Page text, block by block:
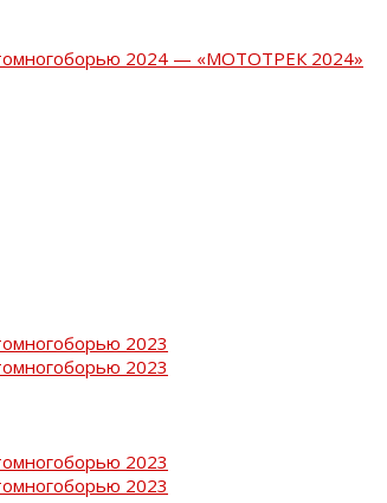
2024 — «МОТОТРЕК 2024»
2023
2023
2023
2023